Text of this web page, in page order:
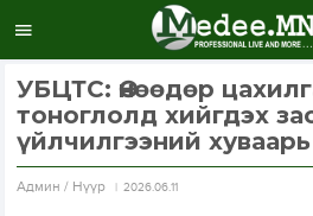
УБЦТС: Өнөөдөр
тоноглолд хийгдэх
үйлчилгээний хуваарь
Aдмин / Нүүр 2026.06.11